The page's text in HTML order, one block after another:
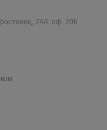
74А, оф. 206